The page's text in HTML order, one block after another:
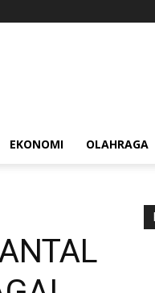
EKONOMI OLAHRAGA